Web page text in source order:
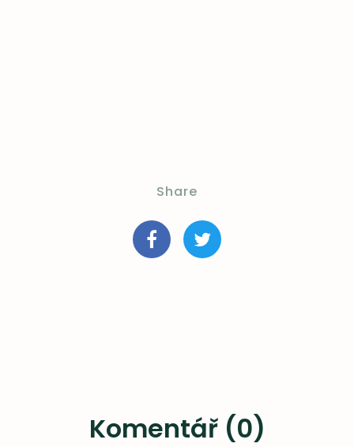
Share
Komentář (0)